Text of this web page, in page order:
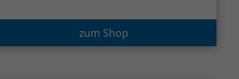
zum Shop